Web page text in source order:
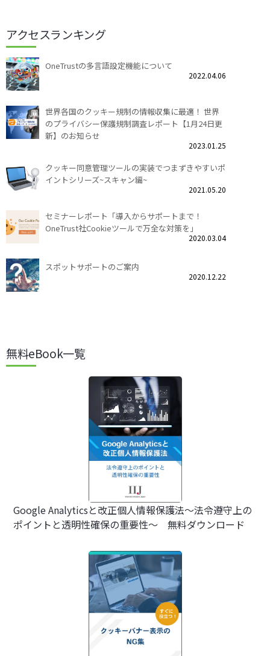
アクセスランキング
OneTrustの多言語設定機能について
2022.04.06
世界各国のクッキー規制の情報収集に最適！ 世界
のプライバシー保護規制調査レポート【1月24日更
新】のお知らせ
2023.01.25
クッキー同意管理ツールの実装でつまずきやすいポ
イントシリーズ~スキャン編~
2021.05.20
セミナーレポート「導入からサポートまで！
OneTrust社Cookieツールで万全な対策を」
2020.03.04
スポットサポートのご案内
2020.12.22
無料eBook一覧
Google Analyticsと改正個人情報保護法～法令遵守上の
ポイントと透明性確保の重要性～ 無料ダウンロード